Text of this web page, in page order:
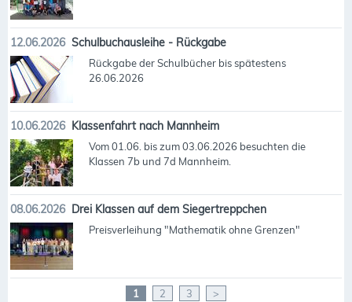
12.06.2026 Schulbuchausleihe - Rückgabe
Rückgabe der Schulbücher bis spätestens
26.06.2026
10.06.2026 Klassenfahrt nach Mannheim
Vom 01.06. bis zum 03.06.2026 besuchten die
Klassen 7b und 7d Mannheim.
08.06.2026 Drei Klassen auf dem Siegertreppchen
Preisverleihung "Mathematik ohne Grenzen"
1 2 3 >